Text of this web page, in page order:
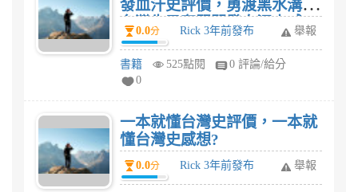
發血汗史評價，勇渡黑水溝：
台灣先民奮鬥開發血汗史感
想?
0.0分 Rick 3年前發布 舉報
書籍 525點閱
0 評論/給分
0
一本就懂台灣史評價，一本就
懂台灣史感想?
0.0分 Rick 3年前發布 舉報